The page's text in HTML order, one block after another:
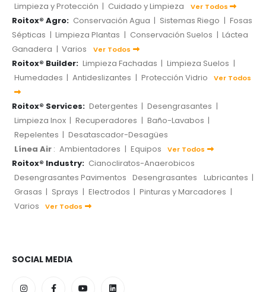
Limpieza y Protección | Cuidado y Limpieza Ver Todos
Roitox® Agro: Conservación Agua | Sistemas Riego | Fosas
Sépticas | Limpieza Plantas | Conservación Suelos | Láctea
Ganadera | Varios Ver Todos
Roitox® Builder: Limpieza Fachadas | Limpieza Suelos |
Humedades | Antideslizantes | Protección Vidrio Ver Todos
Roitox® Services: Detergentes | Desengrasantes |
Limpieza Inox | Recuperadores | Baño-Lavabos |
Repelentes | Desatascador-Desagües
Línea Air : Ambientadores | Equipos Ver Todos
Roitox® Industry: Cianocliratos-Anaerobicos
Desengrasantes Pavimentos Desengrasantes Lubricantes |
Grasas | Sprays | Electrodos | Pinturas y Marcadores |
Varios
Ver Todos
SOCIAL MEDIA